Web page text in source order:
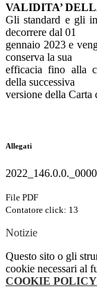
VALIDITA’
Gli standard e gli
decorrere dal 01
gennaio 2023 e
conserva la sua
efficacia fino alla
della successiva
versione della Carta
Allegati
File PDF
Contatore click: 13
Notizie
Questo sito o gli
cookie necessari al
COOKIE POLICY